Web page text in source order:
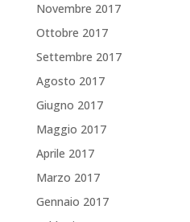
Novembre 2017
Ottobre 2017
Settembre 2017
Agosto 2017
Giugno 2017
Maggio 2017
Aprile 2017
Marzo 2017
Gennaio 2017